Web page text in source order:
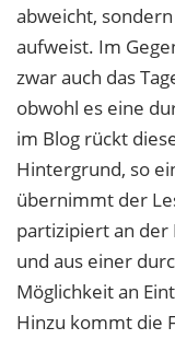
abweicht,
aufweist. Im
zwar auch das
obwohl es eine
im Blog rückt
Hintergrund, so
übernimmt der
partizipiert an
und aus einer
Möglichkeit an
Hinzu kommt die